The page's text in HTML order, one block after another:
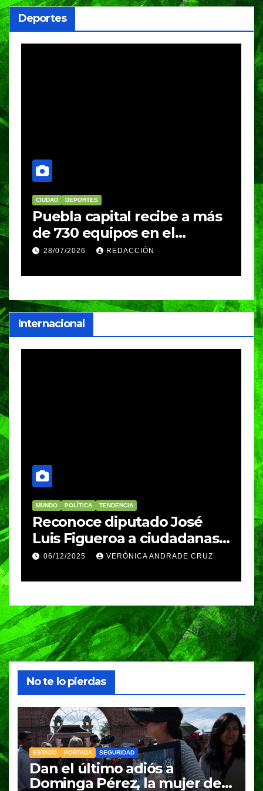
Deportes
CIUDAD DEPORTES
Puebla capital recibe a más
de 730 equipos en el
Festival Máster de Voleibol
28/07/2026 REDACCIÓN
Internacional
MUNDO POLÍTICA TENDENCIA
Reconoce diputado José
Luis Figueroa a ciudadanas y
ciudadanos que
06/12/2025 VERÓNICA ANDRADE CRUZ
No te lo pierdas
ESTADO PORTADA SEGURIDAD
Dan el último adiós a
Dominga Pérez, la mujer de